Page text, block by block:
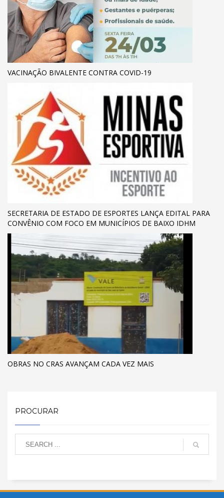
VACINAÇÃO BIVALENTE CONTRA COVID-19
SECRETARIA DE ESTADO DE ESPORTES LANÇA EDITAL PARA
CONVÊNIO COM FOCO EM MUNICÍPIOS DE BAIXO IDHM
OBRAS NO CRAS AVANÇAM CADA VEZ MAIS
PROCURAR